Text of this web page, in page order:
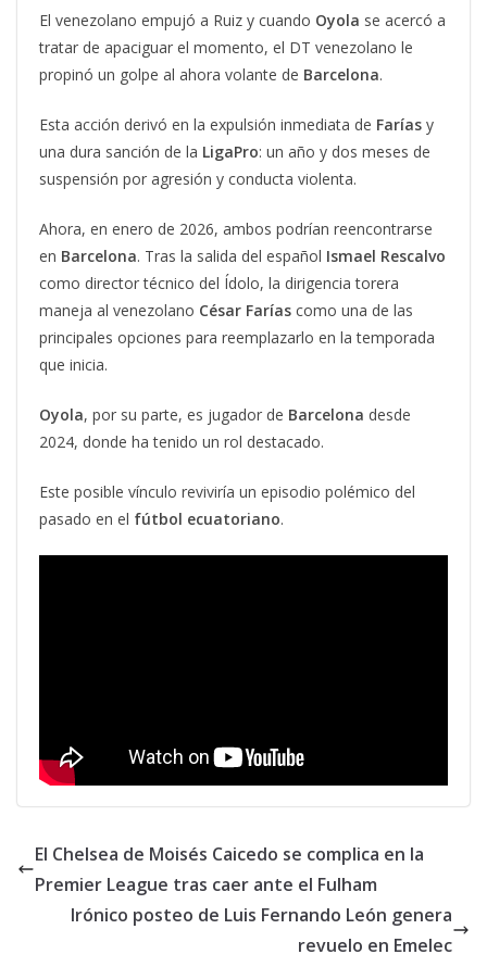
El venezolano empujó a Ruiz y cuando Oyola se acercó a
tratar de apaciguar el momento, el DT venezolano le
propinó un golpe al ahora volante de Barcelona.
Esta acción derivó en la expulsión inmediata de Farías y
una dura sanción de la LigaPro: un año y dos meses de
suspensión por agresión y conducta violenta.
Ahora, en enero de 2026, ambos podrían reencontrarse
en Barcelona. Tras la salida del español Ismael Rescalvo
como director técnico del Ídolo, la dirigencia torera
maneja al venezolano César Farías como una de las
principales opciones para reemplazarlo en la temporada
que inicia.
Oyola, por su parte, es jugador de Barcelona desde
2024, donde ha tenido un rol destacado.
Este posible vínculo reviviría un episodio polémico del
pasado en el fútbol ecuatoriano.
El Chelsea de Moisés Caicedo se complica en la
Premier League tras caer ante el Fulham
Irónico posteo de Luis Fernando León genera
revuelo en Emelec